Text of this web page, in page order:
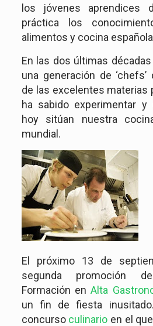
los jóvenes aprendices
práctica los
alimentos y cocina española
En las dos últimas
una generación de
de las excelentes materias
ha sabido experimentar
hoy sitúan nuestra
mundial.
El próximo 13 de
segunda promoción
Formación enAlta
un fin de fiesta
concurso culinario en el